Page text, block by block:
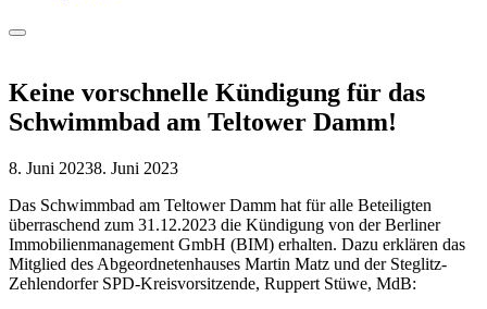
Menu
Keine vorschnelle Kündigung für das
Schwimmbad am Teltower Damm!
8. Juni 20238. Juni 2023
Das Schwimmbad am Teltower Damm hat für alle Beteiligten
überraschend zum 31.12.2023 die Kündigung von der Berliner
Immobilienmanagement GmbH (BIM) erhalten. Dazu erklären das
Mitglied des Abgeordnetenhauses Martin Matz und der Steglitz-
Zehlendorfer SPD-Kreisvorsitzende, Ruppert Stüwe, MdB: